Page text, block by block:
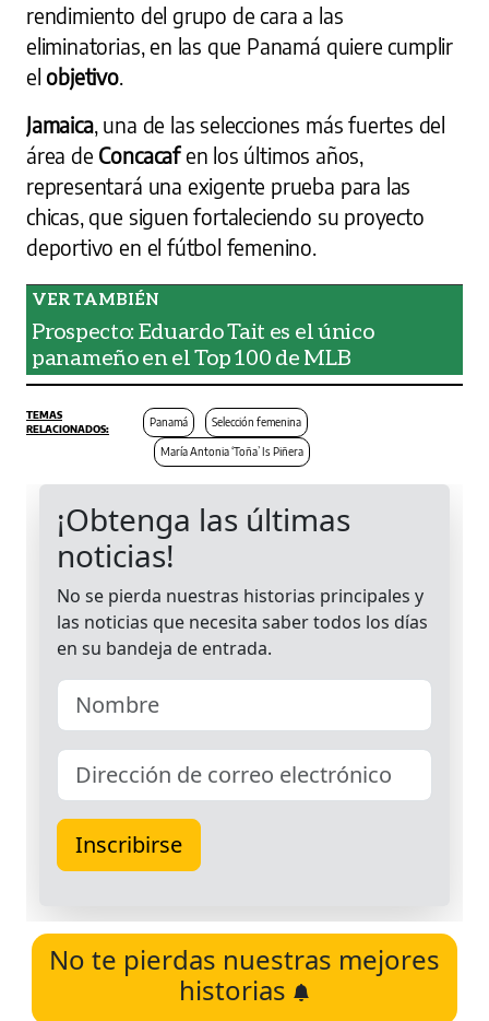
rendimiento del grupo de cara a las
eliminatorias, en las que Panamá quiere cumplir
el objetivo.
Jamaica, una de las selecciones más fuertes del
área de Concacafen los últimos años,
representará una exigente prueba para las
chicas, que siguen fortaleciendo su proyecto
deportivo en el fútbol femenino.
Prospecto: Eduardo Tait es el único
panameño en el Top 100 de MLB
Panamá Selección femenina
María Antonia ‘Toña’ Is Piñera
No te pierdas nuestras mejores
historias